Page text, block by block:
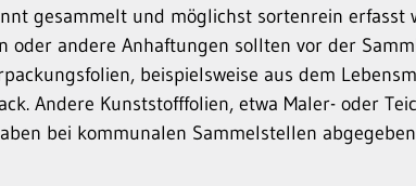
gesammelt und möglichst sortenrein erfasst
oder andere Anhaftungen sollten vor der
beispielsweise aus dem
Andere Kunststofffolien, etwa Maler- oder
bei kommunalen Sammelstellen